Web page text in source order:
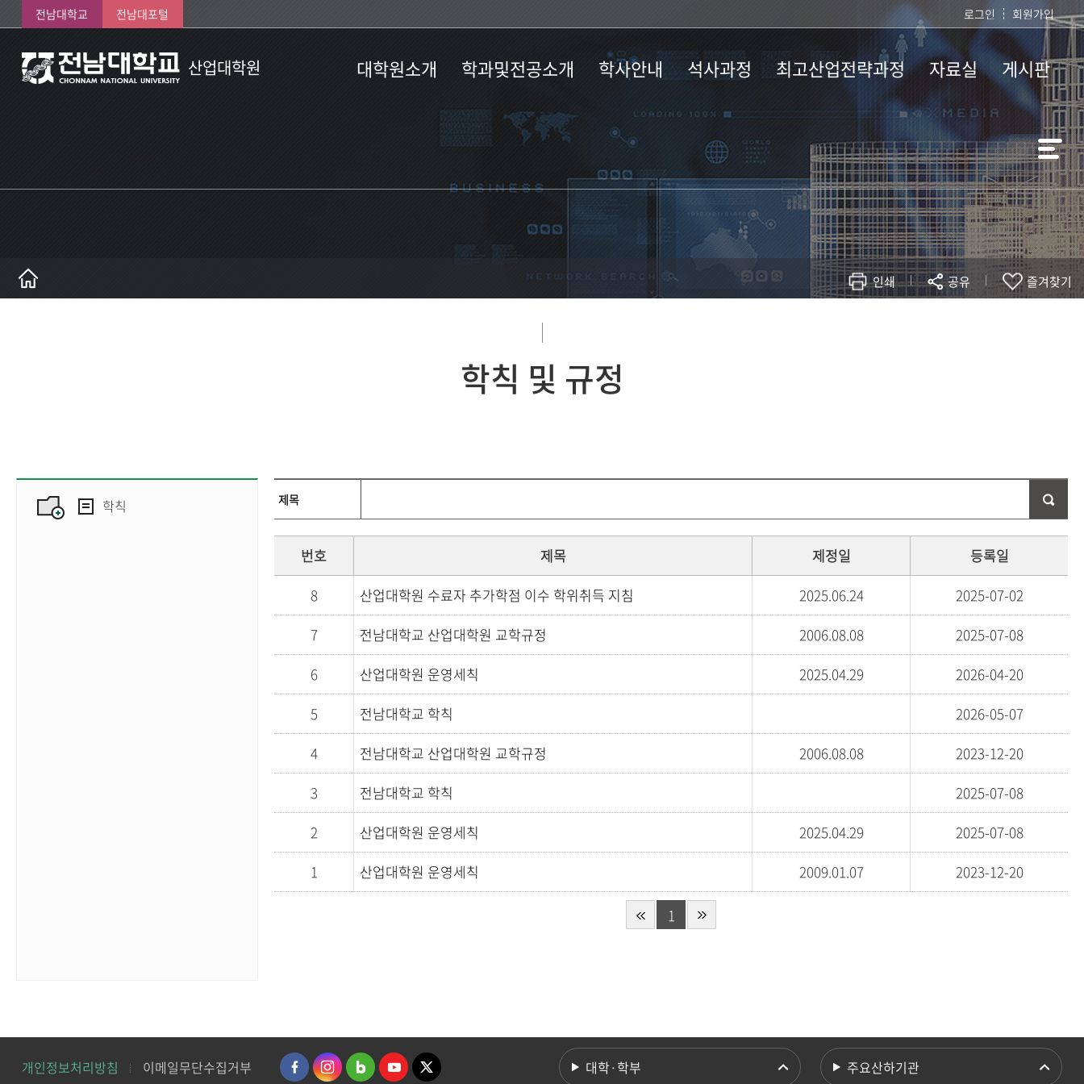
전남대학교 전남대포털 로그인 회원가입
산업대학원 대학원소개
학칙 및 규정
학과및전공소개
학과소개
교육과정
학사안내
학사일정
논문/졸업
장학제도
석사과정
모집요강
최고산업전략과정
모집요강
AISP-뉴스&이슈
자료실
학위논문 작성지침
각종서식
게시판
석사과정 공지사
인쇄 공유 즐겨찾기
학칙 및 규정
학칙
번호 제목 제정일
등록일
8
산업대학원 수료자 추가학점 이수 학위취득 지침 2025.06.24
2025-07-02
7
전남대학교 산업대학원 교학규정 2006.08.08
2025-07-08
6
산업대학원 운영세칙 2025.04.29
2026-04-20
5
전남대학교 학칙
2026-05-07
4
전남대학교 산업대학원 교학규정 2006.08.08
2023-12-20
3
전남대학교 학칙
2025-07-08
2
산업대학원 운영세칙 2025.04.29
2025-07-08
1
산업대학원 운영세칙 2009.01.07 2023-12-20
1
개인정보처리방침 이메일무단수집거부 대학·학부 주요산하기관